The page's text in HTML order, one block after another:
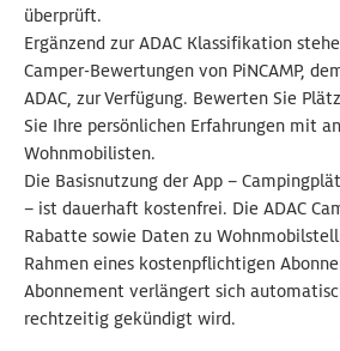
überprüft.
Ergänzend zur ADAC Klassifikation
Camper-Bewertungen von PiNCAMP,
ADAC, zur Verfügung. Bewerten Sie
Sie Ihre persönlichen Erfahrungen mit
Wohnmobilisten.
Die Basisnutzung der App –
– ist dauerhaft kostenfrei. Die ADAC
Rabatte sowie Daten zu
Rahmen eines kostenpflichtigen
Abonnement verlängert sich
rechtzeitig gekündigt wird.